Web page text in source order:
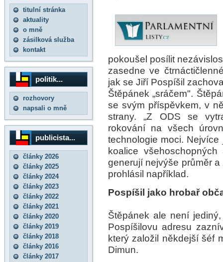
titulní stránka
aktuality
o mně
zásilková služba
kontakt
politik...
rozhovory
napsali o mně
publicista...
články 2026
články 2025
články 2024
články 2023
články 2022
články 2021
články 2020
články 2019
články 2018
články 2016
články 2017
pokoušel posílit
zasedne ve
jak se Jiří Pospíšil
Štěpánek „sráčem".
se svým příspěvkem, v
strany. „Z ODS se
rokování na všech
technologie moci.
koalice
generují nejvýše průměr
prohlásil například.
Pospíšil jako hrobař
Štěpánek ale není
Pospíšilovu adresu
který založil někdejší šéf
Dimun.